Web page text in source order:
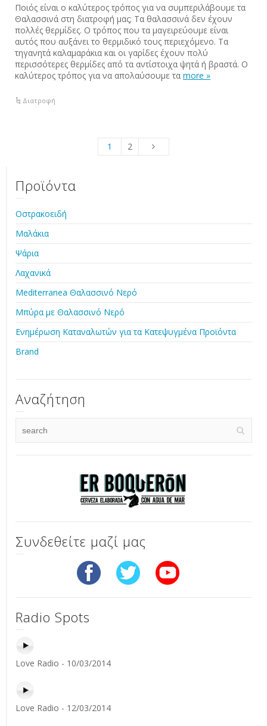
Ποιός είναι ο καλύτερος τρόπος για να συμπεριλάβουμε τα
Θαλασσινά στη διατροφή μας; Τα θαλασσινά δεν έχουν
πολλές θερμίδες. Ο τρόπος που τα μαγειρεύουμε είναι
αυτός που αυξάνει το θερμιδικό τους περιεχόμενο. Τα
τηγανητά καλαμαράκια και οι γαρίδες έχουν πολύ
περισσότερες θερμίδες από τα αντίστοιχα ψητά ή βραστά. Ο
καλύτερος τρόπος για να απολαύσουμε τα more »
Διατροφή
1 2
Προϊόντα
Οστρακοειδή
Μαλάκια
Ψάρια
Λαχανικά
Mediterranea Θαλασσινό Νερό
Μπύρα με Θαλασσινό Νερό
Ενημέρωση Καταναλωτών για τα Κατεψυγμένα Προϊόντα
Brand
Αναζήτηση
Συνδεθείτε μαζί μας
Radio Spots
Love Radio - 10/03/2014
Love Radio - 12/03/2014